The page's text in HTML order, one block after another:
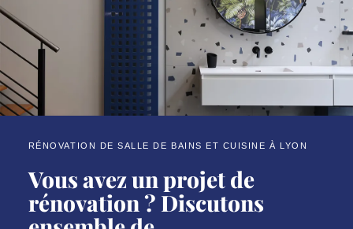
RÉNOVATION DE SALLE DE BAINS ET CUISINE À LYON
Vous avez un projet de
rénovation ? Discutons